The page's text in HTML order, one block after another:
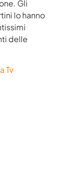
Gli
lo hanno
delle
Tv